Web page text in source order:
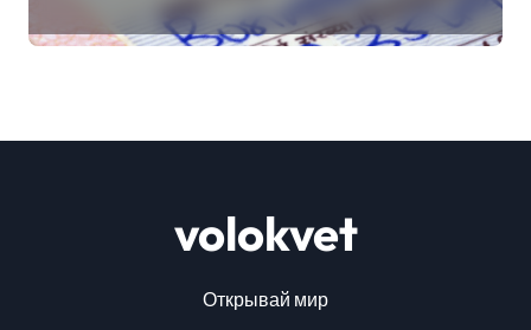
volokvet
Открывай мир